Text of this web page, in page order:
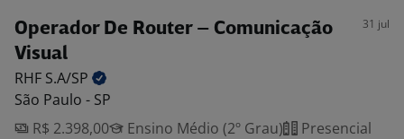
Operador De Router – Comunicação
Visual
31 jul
RHF S.A/SP
São Paulo - SP
R$ 2.398,00
Ensino Médio (2º Grau) Presencial